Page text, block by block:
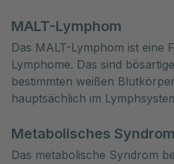
MALT-Lymphom
Das MALT-Lymphom ist eine
Lymphome. Das sind
bestimmten weißen
hauptsächlich im
Metabolisches Syndrom
Das metabolische Syndrom